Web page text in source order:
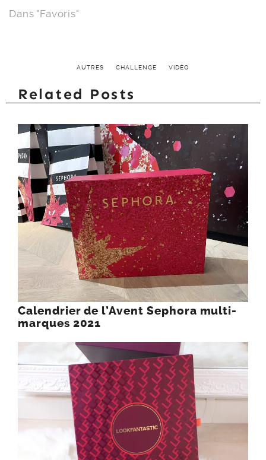
Dans "Favoris"
AUTRES CHALLENGE VIDÉO
Related Posts
Calendrier de l’Avent Sephora multi-
marques 2021